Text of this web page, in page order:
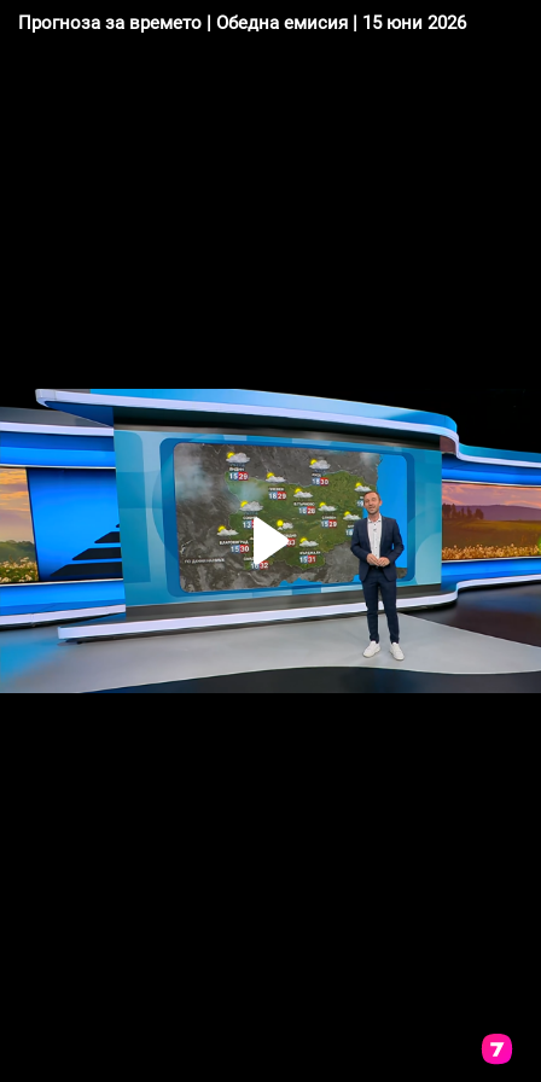
Прогноза за времето | Обедна емисия | 15 юни 2026